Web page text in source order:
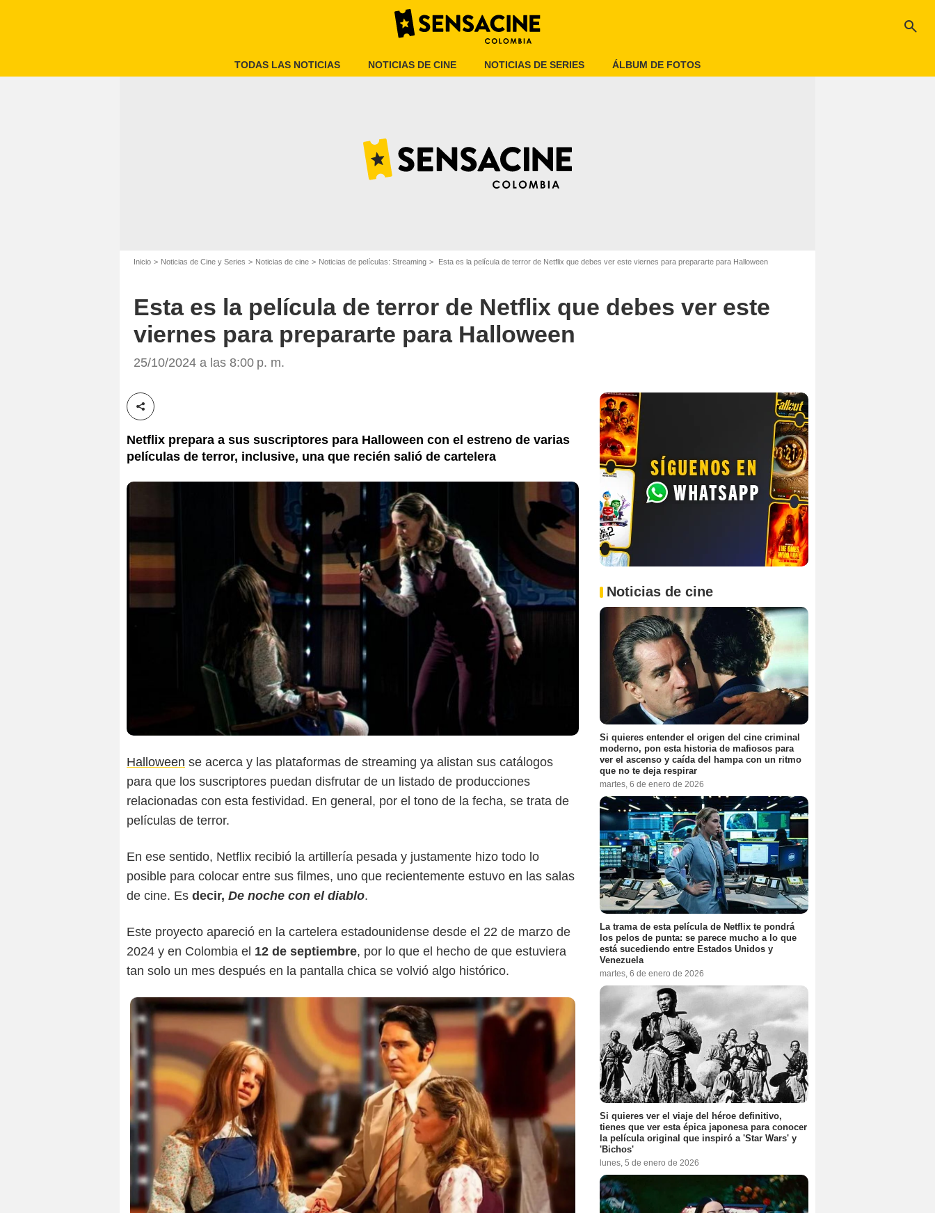
search
TODAS LAS NOTICIAS NOTICIAS DE CINE NOTICIAS DE SERIES ÁLBUM DE FOTOS
Inicio Noticias de Cine y Series Noticias de cine Noticias de películas: Streaming Esta es la película de terror de Netflix que debes ver este viernes para prepararte para Halloween
Esta es la película de terror de Netflix que debes ver este
viernes para prepararte para Halloween
25/10/2024 a las 8:00 p. m.
Compartir esta noticia
Netflix prepara a sus suscriptores para Halloween con el estreno de varias
películas de terror, inclusive, una que recién salió de cartelera
Halloween se acerca y las plataformas de streaming ya alistan sus catálogos
para que los suscriptores puedan disfrutar de un listado de producciones
relacionadas con esta festividad. En general, por el tono de la fecha, se trata de
películas de terror.
En ese sentido, Netflix recibió la artillería pesada y justamente hizo todo lo
posible para colocar entre sus filmes, uno que recientemente estuvo en las salas
de cine. Es decir, De noche con el diablo.
Este proyecto apareció en la cartelera estadounidense desde el 22 de marzo de
2024 y en Colombia el 12 de septiembre, por lo que el hecho de que estuviera
tan solo un mes después en la pantalla chica se volvió algo histórico.
AGC Studios
Noticias de cine
Si quieres entender el origen del cine criminal
moderno, pon esta historia de mafiosos para
ver el ascenso y caída del hampa con un ritmo
que no te deja respirar
martes, 6 de enero de 2026
La trama de esta película de Netflix te pondrá
los pelos de punta: se parece mucho a lo que
está sucediendo entre Estados Unidos y
Venezuela
martes, 6 de enero de 2026
Si quieres ver el viaje del héroe definitivo,
tienes que ver esta épica japonesa para conocer
la película original que inspiró a 'Star Wars' y
'Bichos'
lunes, 5 de enero de 2026